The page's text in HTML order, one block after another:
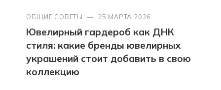
ОБЩИЕ СОВЕТЫ — 25 МАРТА 2026
Ювелирный гардероб как ДНК
стиля: какие бренды ювелирных
украшений стоит добавить в свою
коллекцию